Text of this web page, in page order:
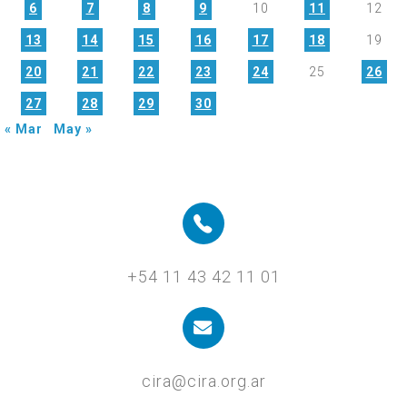
6 7 8 9 10 11 12
13 14 15 16 17 18 19
20 21 22 23 24 25 26
27 28 29
30
« Mar
May »
+54 11 43 42 11 01
cira@cira.org.ar